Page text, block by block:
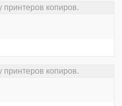
принтеров копиров.
принтеров копиров.